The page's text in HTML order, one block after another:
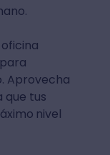
Aprovecha
que tus
nivel